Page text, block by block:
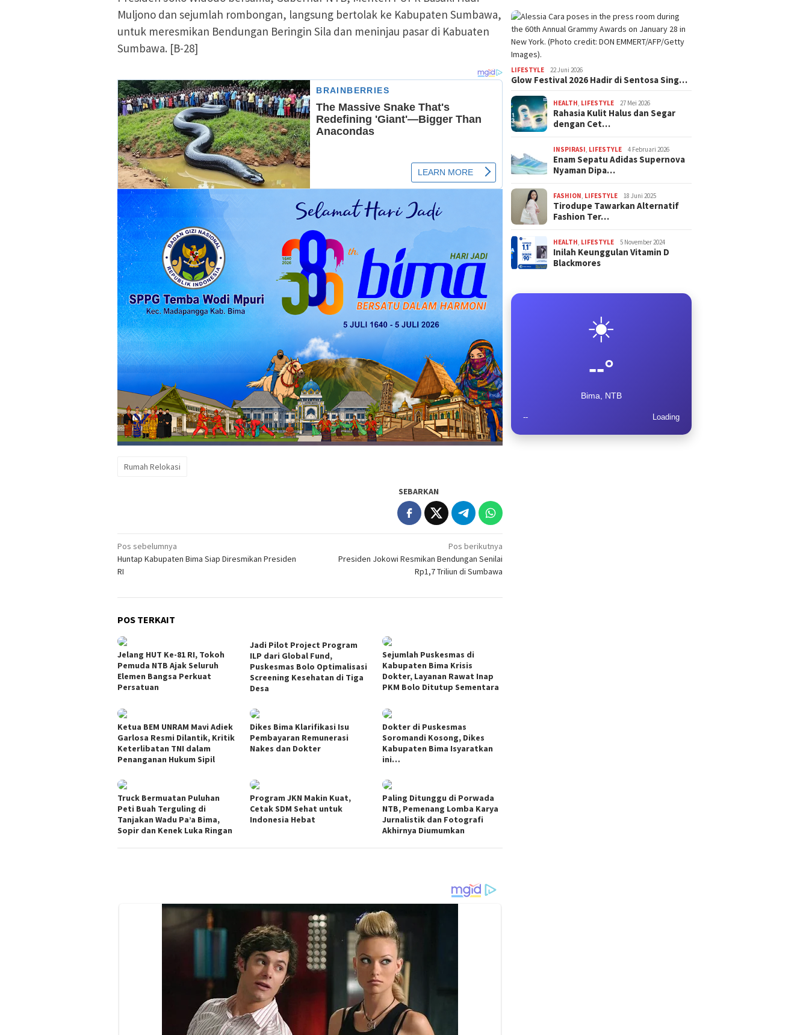
Muljono dan sejumlah rombongan, langsung bertolak ke Kabupaten Sumbawa,
untuk meresmikan Bendungan Beringin Sila dan meninjau pasar di Kabuaten
Sumbawa. [B-28]
Rumah Relokasi
SEBARKAN
Navigasi
pos
Pos sebelumnya
Huntap Kabupaten Bima Siap Diresmikan Presiden
RI
Pos berikutnya
Presiden Jokowi Resmikan Bendungan Senilai
Rp1,7 Triliun di Sumbawa
POS TERKAIT
Jelang HUT Ke-81 RI, Tokoh
Pemuda NTB Ajak Seluruh
Elemen Bangsa Perkuat
Persatuan
Jadi Pilot Project Program
ILP dari Global Fund,
Puskesmas Bolo Optimalisasi
Screening Kesehatan di Tiga
Desa
Sejumlah Puskesmas di
Kabupaten Bima Krisis
Dokter, Layanan Rawat Inap
PKM Bolo Ditutup Sementara
Ketua BEM UNRAM Mavi Adiek
Garlosa Resmi Dilantik, Kritik
Keterlibatan TNI dalam
Penanganan Hukum Sipil
Dikes Bima Klarifikasi Isu
Pembayaran Remunerasi
Nakes dan Dokter
Dokter di Puskesmas
Soromandi Kosong, Dikes
Kabupaten Bima Isyaratkan
ini…
Truck Bermuatan Puluhan
Peti Buah Terguling di
Tanjakan Wadu Pa’a Bima,
Sopir dan Kenek Luka Ringan
Program JKN Makin Kuat,
Cetak SDM Sehat untuk
Indonesia Hebat
Paling Ditunggu di Porwada
NTB, Pemenang Lomba Karya
Jurnalistik dan Fotografi
Akhirnya Diumumkan
LIFESTYLE 22 Juni 2026
Glow Festival 2026 Hadir di Sentosa Sing…
HEALTH, LIFESTYLE 27 Mei 2026
Rahasia Kulit Halus dan Segar
dengan Cet…
INSPIRASI, LIFESTYLE 4 Februari 2026
Enam Sepatu Adidas Supernova
Nyaman Dipa…
FASHION, LIFESTYLE 18 Juni 2025
Tirodupe Tawarkan Alternatif
Fashion Ter…
HEALTH, LIFESTYLE 5 November 2024
Inilah Keunggulan Vitamin D
Blackmores
☀️
--°
Bima, NTB
-- Loading